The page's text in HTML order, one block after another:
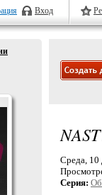
Вход
Среда, 10
Серия: